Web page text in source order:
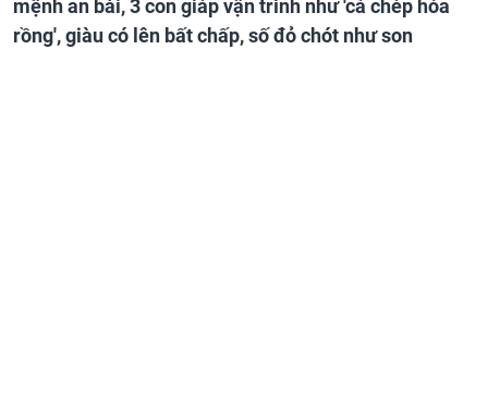
mệnh an bài, 3 con giáp vận trình như 'cá chép hóa
rồng', giàu có lên bất chấp, số đỏ chót như son